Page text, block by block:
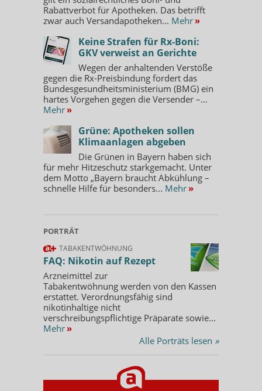
Rabattverbot für Apotheken. Das betrifft
zwar auch Versandapotheken... Mehr »
Keine Strafen für Rx-Boni:
GKV verweist an Gerichte
Wegen der anhaltenden Verstöße
gegen die Rx-Preisbindung fordert das
Bundesgesundheitsministerium (BMG) ein
hartes Vorgehen gegen die Versender –...
Mehr »
Grüne: Apotheken sollen
Klimaanlagen abgeben
Die Grünen in Bayern haben sich
für mehr Hitzeschutz starkgemacht. Unter
dem Motto „Bayern braucht Abkühlung –
schnelle Hilfe für besonders... Mehr »
PORTRÄT
TABAKENTWÖHNUNG
FAQ: Nikotin auf Rezept
Arzneimittel zur
Tabakentwöhnung werden von den Kassen
erstattet. Verordnungsfähig sind
nikotinhaltige nicht
verschreibungspflichtige Präparate sowie...
Mehr »
Alle Porträts lesen »